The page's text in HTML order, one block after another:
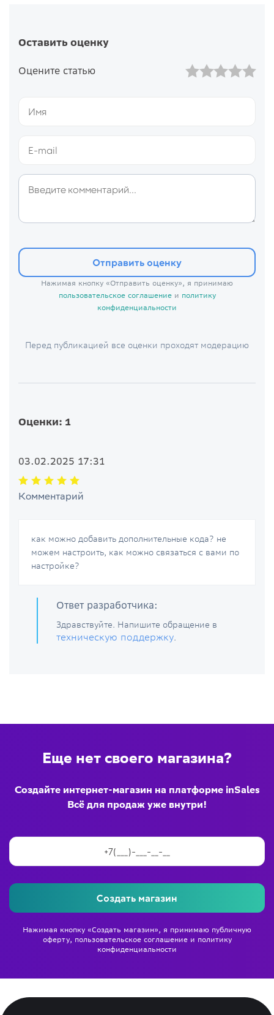
Оставить оценку
Оцените статью
Отправить оценку
Нажимая кнопку «Отправить оценку», я принимаю
пользовательское соглашениеи политику
конфиденциальности
Перед публикацией все оценки проходят модерацию
Оценки: 1
03.02.2025 17:31
Комментарий
как можно добавить дополнительные кода? не
можем настроить, как можно связаться с вами по
настройке?
Ответ разработчика:
Здравствуйте. Напишите обращение в
техническую поддержку.
Еще нет своего магазина?
Создайте интернет-магазин на платформе inSales
Всё для продаж уже внутри!
Создать магазин
Нажимая кнопку «Создать магазин», я принимаю публичную
оферту, пользовательское соглашениеи политику
конфиденциальности